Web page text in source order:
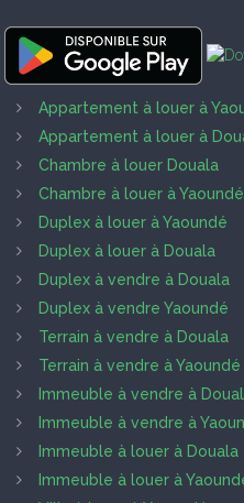
Appartement à louer à
Appartement à louer à
Chambre à louer Douala
Chambre à louer à Yaoundé
Duplex à louer à Yaoundé
Duplex à louer à Douala
Duplex à vendre à Douala
Duplex à vendre Yaoundé
Terrain à vendre à Douala
Terrain à vendre à Yaoundé
Immeuble à vendre à
Immeuble à vendre à
Immeuble à louer à Douala
Immeuble à louer à